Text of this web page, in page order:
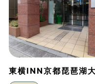
東横INN京都琵琶湖